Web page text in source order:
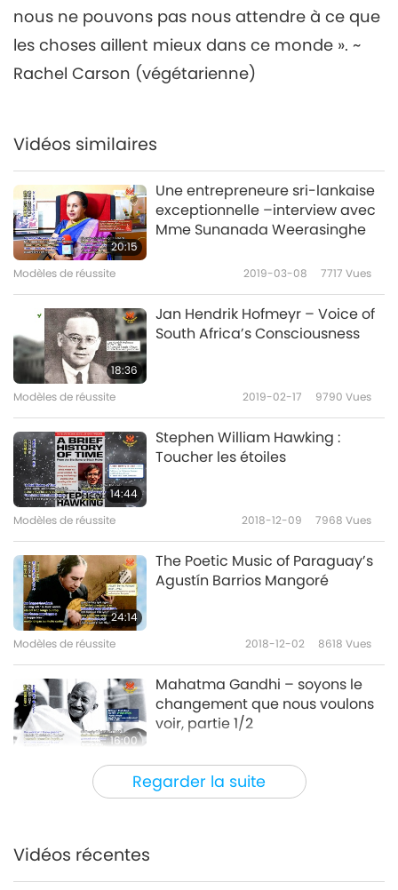
nous ne pouvons pas nous attendre à ce que
les choses aillent mieux dans ce monde ». ~
Rachel Carson (végétarienne)
Regarder la suite
Vidéos similaires
20:15
Une entrepreneure sri-lankaise
exceptionnelle –interview avec
Mme Sunanada Weerasinghe
Modèles de réussite 2019-03-08 7717 Vues
18:36
Jan Hendrik Hofmeyr – Voice of
South Africa’s Consciousness
Modèles de réussite 2019-02-17 9790 Vues
14:44
Stephen William Hawking :
Toucher les étoiles
Modèles de réussite 2018-12-09 7968 Vues
24:14
The Poetic Music of Paraguay’s
Agustín Barrios Mangoré
Modèles de réussite 2018-12-02 8618 Vues
16:00
Mahatma Gandhi – soyons le
changement que nous voulons
voir, partie 1/2
Modèles de réussite 2018-09-26
12:20
Vidéos récentes